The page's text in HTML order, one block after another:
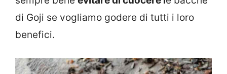
di Goji se vogliamo godere di tutti i loro
benefici.